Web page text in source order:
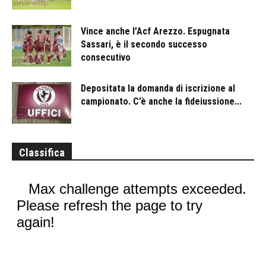
Vince anche l’Acf Arezzo. Espugnata
Sassari, è il secondo successo
consecutivo
Depositata la domanda di iscrizione al
campionato. C’è anche la fideiussione...
Classifica